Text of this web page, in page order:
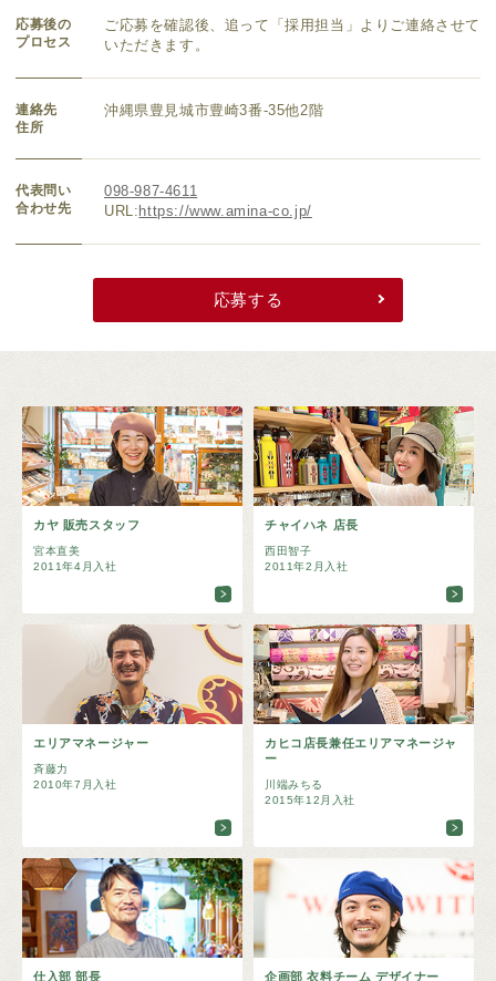
応募後の
プロセス
ご応募を確認後、追って「採用担当」よりご連絡させて
いただきます。
連絡先
住所
沖縄県豊見城市豊崎3番-35他2階
代表問い
合わせ先
098-987-4611
URL: https://www.amina-co.jp/
応募する
カヤ 販売スタッフ
宮本直美
2011年4月入社
チャイハネ 店長
西田智子
2011年2月入社
エリアマネージャー
斉藤力
2010年7月入社
カヒコ店長兼任エリアマネージャ
ー
川端みちる
2015年12月入社
仕入部 部長 企画部 衣料チーム デザイナー